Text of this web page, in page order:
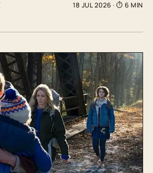
18 JUL 2026 · ⏱ 6 MIN